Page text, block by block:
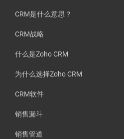
CRM是什么意思？
CRM战略
什么是Zoho CRM
为什么选择Zoho CRM
CRM软件
销售漏斗
销售管道